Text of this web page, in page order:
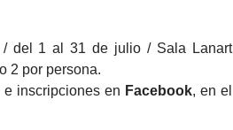
del 1 al 31 de julio / Sala Lanart
2 por persona.
inscripciones en Facebook, en el